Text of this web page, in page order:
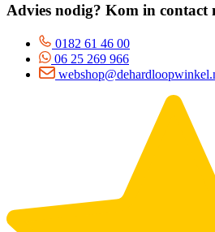
Advies nodig? Kom in contact
0182 61 46 00
06 25 269 966